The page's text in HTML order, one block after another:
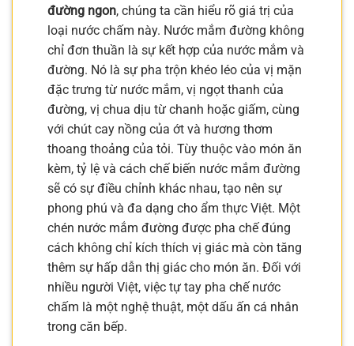
đường ngon, chúng ta cần hiểu rõ giá trị của
loại nước chấm này. Nước mắm đường không
chỉ đơn thuần là sự kết hợp của nước mắm và
đường. Nó là sự pha trộn khéo léo của vị mặn
đặc trưng từ nước mắm, vị ngọt thanh của
đường, vị chua dịu từ chanh hoặc giấm, cùng
với chút cay nồng của ớt và hương thơm
thoang thoảng của tỏi. Tùy thuộc vào món ăn
kèm, tỷ lệ và cách chế biến nước mắm đường
sẽ có sự điều chỉnh khác nhau, tạo nên sự
phong phú và đa dạng cho ẩm thực Việt. Một
chén nước mắm đường được pha chế đúng
cách không chỉ kích thích vị giác mà còn tăng
thêm sự hấp dẫn thị giác cho món ăn. Đối với
nhiều người Việt, việc tự tay pha chế nước
chấm là một nghệ thuật, một dấu ấn cá nhân
trong căn bếp.